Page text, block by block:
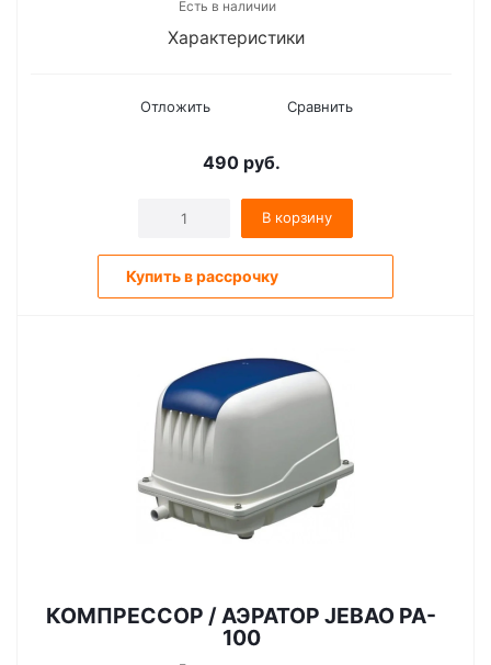
Есть в наличии
Характеристики
Отложить Сравнить
490 руб.
В корзину
Купить в рассрочку
КОМПРЕССОР / АЭРАТОР JEBAO PA-
100